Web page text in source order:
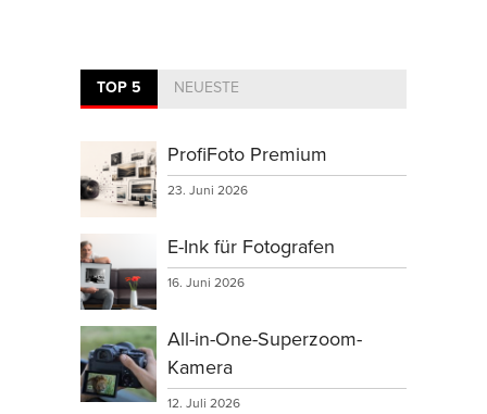
TOP 5 NEUESTE
ProfiFoto Premium
23. Juni 2026
E-Ink für Fotografen
16. Juni 2026
All-in-One-Superzoom-
Kamera
12. Juli 2026